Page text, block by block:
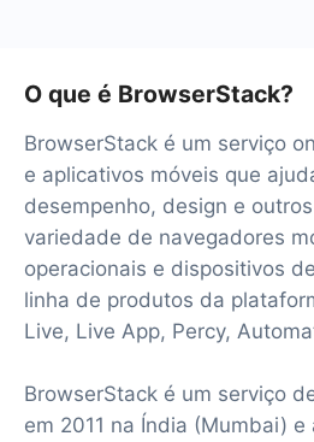
O que é BrowserStack?
BrowserStack é um serviço
e aplicativos móveis que
desempenho, design e
variedade de navegadores
operacionais e dispositivos
linha de produtos da
Live, Live App, Percy,
BrowserStack é um serviço
em 2011 na Índia (Mumbai)